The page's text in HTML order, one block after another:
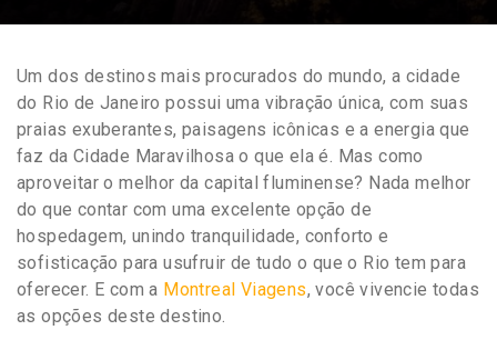
Um dos destinos mais procurados do mundo, a cidade
do Rio de Janeiro possui uma vibração única, com suas
praias exuberantes, paisagens icônicas e a energia que
faz da Cidade Maravilhosa o que ela é. Mas como
aproveitar o melhor da capital fluminense? Nada melhor
do que contar com uma excelente opção de
hospedagem, unindo tranquilidade, conforto e
sofisticação para usufruir de tudo o que o Rio tem para
oferecer. E com a Montreal Viagens, você vivencie todas
as opções deste destino.